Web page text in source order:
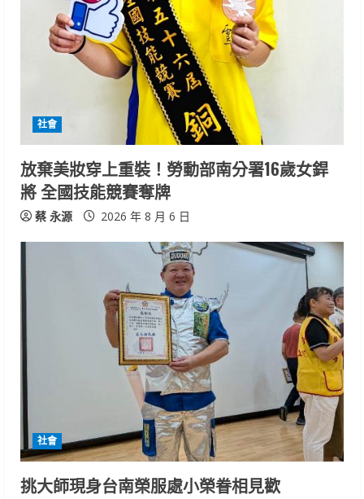
n
g
社會
放棄美妝穿上重裝！勞動部南分署16歲女銲
將 全國技能競賽奪牌
蔡 永源 2026 年 8 月 6 日
社會
挑大師現身台南榮服處小榮眷相見歡